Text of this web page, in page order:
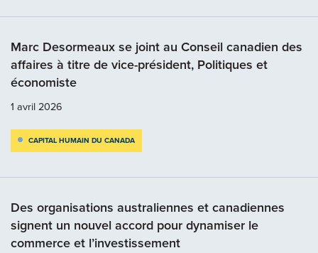
Marc Desormeaux se joint au Conseil canadien des
affaires à titre de vice-président, Politiques et
économiste
1 avril 2026
CAPITAL HUMAIN DU CANADA
Des organisations australiennes et canadiennes
signent un nouvel accord pour dynamiser le
commerce et l’investissement